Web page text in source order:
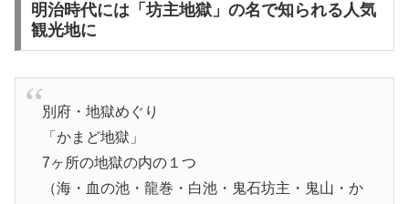
明治時代には「坊主地獄」の名で知られる人気
観光地に
別府・地獄めぐり
「かまど地獄」
7ヶ所の地獄の内の１つ
（海・血の池・龍巻・白池・鬼石坊主・鬼山・か